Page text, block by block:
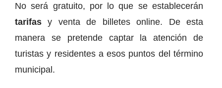
No será gratuito, por lo que se establecerán
tarifas y venta de billetes online. De esta
manera se pretende captar la atención de
turistas y residentes a esos puntos del término
municipal.